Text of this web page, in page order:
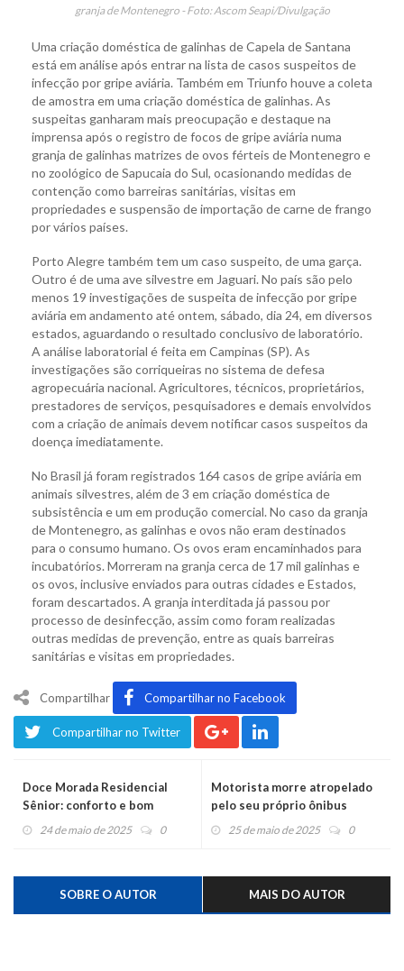
granja de Montenegro - Foto: Ascom Seapi/Divulgação
Uma criação doméstica de galinhas de Capela de Santana
está em análise após entrar na lista de casos suspeitos de
infecção por gripe aviária. Também em Triunfo houve a coleta
de amostra em uma criação doméstica de galinhas. As
suspeitas ganharam mais preocupação e destaque na
imprensa após o registro de focos de gripe aviária numa
granja de galinhas matrizes de ovos férteis de Montenegro e
no zoológico de Sapucaia do Sul, ocasionando medidas de
contenção como barreiras sanitárias, visitas em
propriedades e suspensão de importação de carne de frango
por vários países.
Porto Alegre também tem um caso suspeito, de uma garça.
Outro é de uma ave silvestre em Jaguari. No país são pelo
menos 19 investigações de suspeita de infecção por gripe
aviária em andamento até ontem, sábado, dia 24, em diversos
estados, aguardando o resultado conclusivo de laboratório.
A análise laboratorial é feita em Campinas (SP). As
investigações são corriqueiras no sistema de defesa
agropecuária nacional. Agricultores, técnicos, proprietários,
prestadores de serviços, pesquisadores e demais envolvidos
com a criação de animais devem notificar casos suspeitos da
doença imediatamente.
No Brasil já foram registrados 164 casos de gripe aviária em
animais silvestres, além de 3 em criação doméstica de
subsistência e um em produção comercial. No caso da granja
de Montenegro, as galinhas e ovos não eram destinados
para o consumo humano. Os ovos eram encaminhados para
incubatórios. Morreram na granja cerca de 17 mil galinhas e
os ovos, inclusive enviados para outras cidades e Estados,
foram descartados. A granja interditada já passou por
processo de desinfecção, assim como foram realizadas
outras medidas de prevenção, entre as quais barreiras
sanitárias e visitas em propriedades.
Compartilhar Compartilhar no Facebook
Compartilhar no Twitter
Doce Morada Residencial
Sênior: conforto e bom
atendimento para se sentir
24 de maio de 2025 0
Motorista morre atropelado
pelo seu próprio ônibus
25 de maio de 2025 0
SOBRE O AUTOR MAIS DO AUTOR